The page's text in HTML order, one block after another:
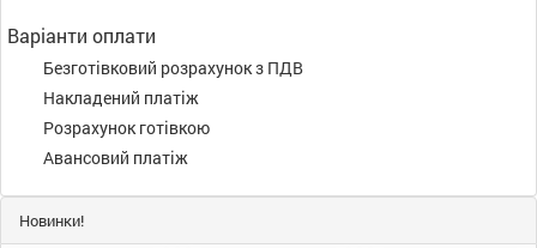
Варіанти оплати
Безготівковий розрахунок з ПДВ
Накладений платіж
Розрахунок готівкою
Авансовий платіж
Новинки!